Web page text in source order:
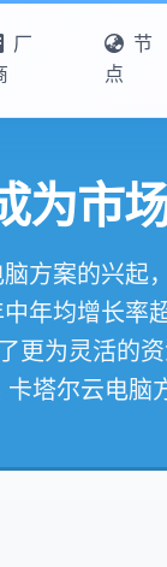
厂
节
点
市场
方案的兴起
年均增长率
更为灵活的
塔尔云电脑